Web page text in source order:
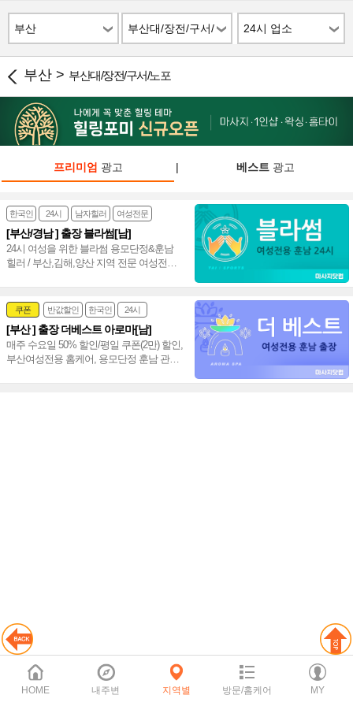
부산
부산대/장전/구서/
노포
24시 업소
부산 > 부산대/장전/구서/노포
프리미엄 광고 | 베스트광고
한국인 24시 남자힐러 여성전문
[부산/경남 ] 출장 블라썸[남]
24시 여성을 위한 블라썸 용모단정&훈남
힐러 / 부산,김해,양산 지역 전문 여성전용
쿠폰 반값할인 한국인 24시
여성전문
[부산 ] 출장 더베스트 아로마[남]
매주 수요일 50% 할인/평일 쿠폰(2만) 할인,
부산여성전용 홈케어, 용모단정 훈남 관리
HOME 내주변 지역별 방문/홈케어 MY